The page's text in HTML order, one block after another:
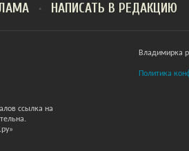
НАПИСАТЬ В РЕДАКЦИЮ
ссылка на
Владимирка
Политика